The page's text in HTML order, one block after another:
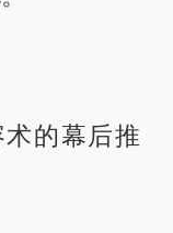
术的幕后推